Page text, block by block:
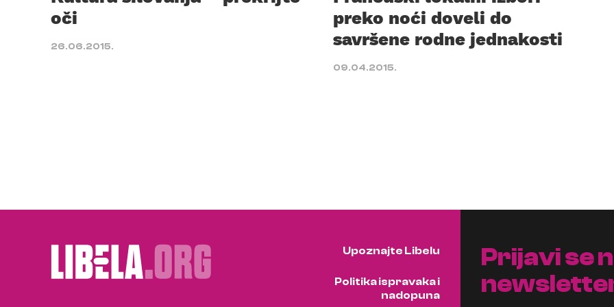
oči
26.06.2015.
preko noći doveli do
savršene rodne jednakosti
09.04.2015.
Upoznajte Libelu
Politika ispravaka i
nadopuna
Prijavi se